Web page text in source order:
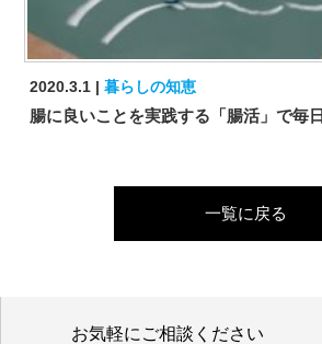
2020.3.1 暮らしの知恵
腸に良いことを実践する「腸活」で毎
一覧に戻る
お気軽にご相談ください